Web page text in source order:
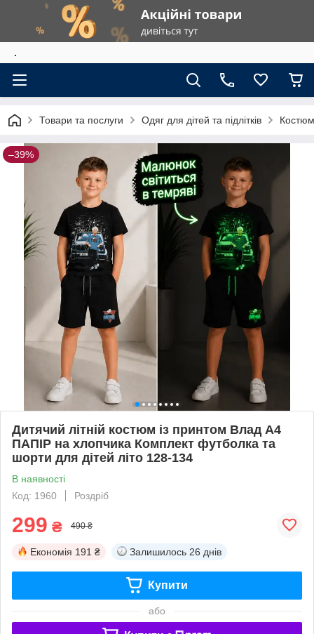
.
Товари та послуги Одяг для дітей та підлітків
–39%
Дитячий літній костюм із принтом Влад А4
ПАПІР на хлопчика Комплект футболка та
шорти для дітей літо 128-134
В наявності
Код: 1960
Роздріб
299 ₴ 490 ₴
Економія 191 ₴ Залишилось 26 днів
Купити
або